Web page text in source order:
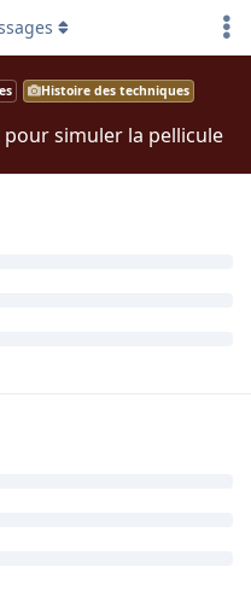
Histoire des techniques
simuler la pellicule